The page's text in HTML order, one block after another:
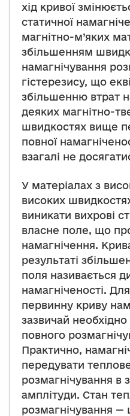
хід кривої
статичної
магнітно-м’яких
збільшенням
намагнічування
гістерезису, що
збільшенню втрат
деяких магнітно-
швидкостях вище
повної
взагалі не
У матеріалах з
високих
виникати вихрові
власне поле, що
намагнічення.
результаті
поля називається
намагніченості.
первинну криву
зазвичай
повного
Практично,
передувати
розмагнічування в
амплітуди. Стан
розмагнічування —